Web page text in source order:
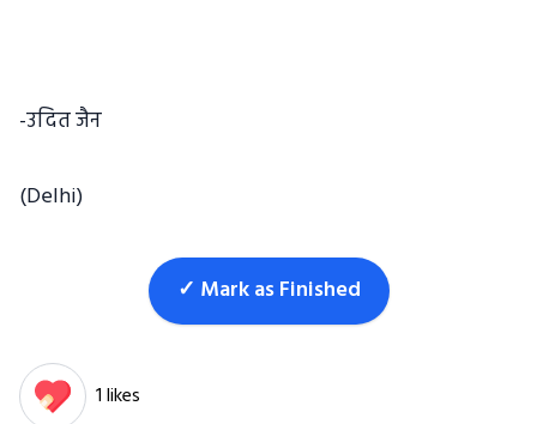
-उदित जैन
(Delhi)
✓ Mark as Finished
1 likes